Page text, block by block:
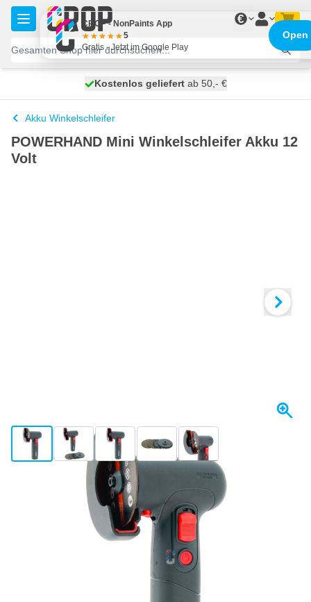
Zum Inhalt springen
€
morgen versendet
Kostenlos geliefertab 50,- €
100 Tage
Akku Winkelschleifer
POWERHAND Mini Winkelschleifer Akku 12
Volt
View larger imageView larger imageView larger imageView larger imageView larger image
+3
Morgen versendet
inkl. MwSt
In den Warenkorb
morgen versendet
CROP - NonPaints App
5
Gratis - Jetzt im Google Play
Open